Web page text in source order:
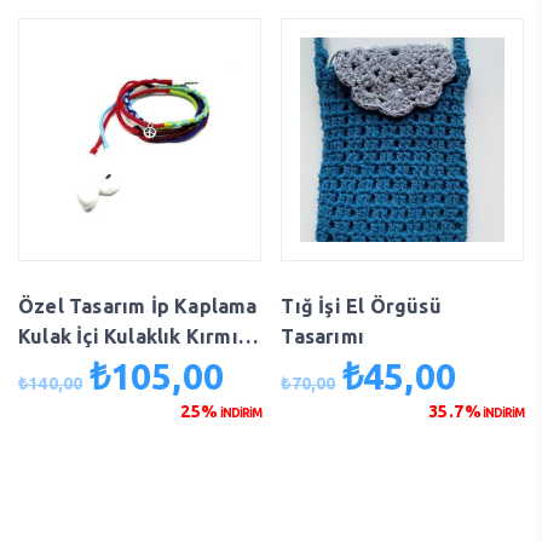
Özel Tasarım İp Kaplama
Kulak İçi Kulaklık Kırmızı
Yeşil Mavi
₺140,00 Orijinal
₺105,00
andaki
25% İNDİRİM
Tığ İşi El Örgüsü
Tasarımı
₺70,00 Orijinal
₺45,00Şu
andaki
35.7%İNDİRİM